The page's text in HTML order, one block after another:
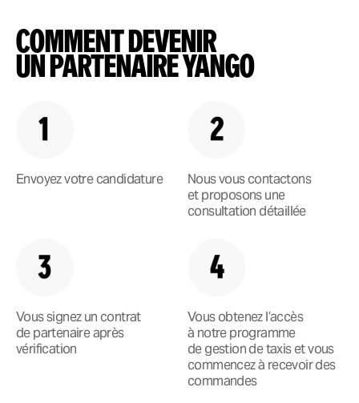
COMMENT DEVENIR
UN PARTENAIRE YANGO
Envoyez votre candidature
Nous vous contactons
et proposons une
consultation détaillée
Vous signez un contrat
de partenaire après
vérification
Vous obtenez l’accès
à notre programme
de gestion de taxis et vous
commencez à recevoir des
commandes